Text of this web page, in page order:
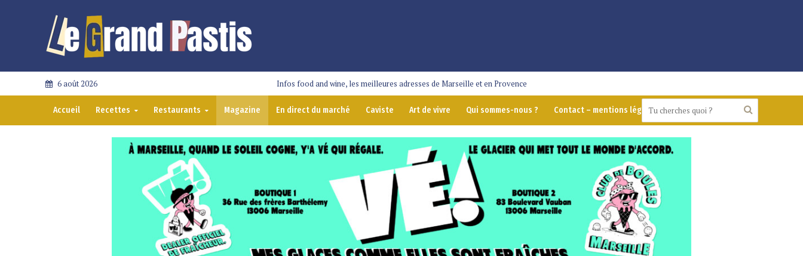
6 août 2026 Infos food and wine, les meilleures adresses de Marseille et en Provence
Accueil Recettes Restaurants Magazine En direct du marché Caviste Art de vivre Qui sommes-nous ? Contact – mentions légales